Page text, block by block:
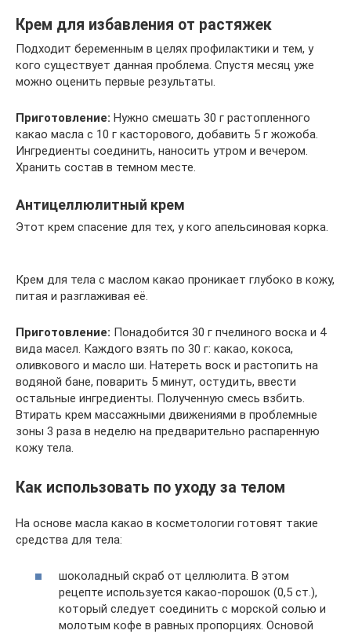
Крем для избавления от растяжек
Подходит беременным в целях профилактики и тем, у
кого существует данная проблема. Спустя месяц уже
можно оценить первые результаты.
Приготовление: Нужно смешать 30 г растопленного
какао масла с 10 г касторового, добавить 5 г жожоба.
Ингредиенты соединить, наносить утром и вечером.
Хранить состав в темном месте.
Антицеллюлитный крем
Этот крем спасение для тех, у кого апельсиновая корка.
Крем для тела с маслом какао проникает глубоко в кожу,
питая и разглаживая её.
Приготовление: Понадобится 30 г пчелиного воска и 4
вида масел. Каждого взять по 30 г: какао, кокоса,
оливкового и масло ши. Натереть воск и растопить на
водяной бане, поварить 5 минут, остудить, ввести
остальные ингредиенты. Полученную смесь взбить.
Втирать крем массажными движениями в проблемные
зоны 3 раза в неделю на предварительно распаренную
кожу тела.
Как использовать по уходу за телом
На основе масла какао в косметологии готовят такие
средства для тела:
шоколадный скраб от целлюлита. В этом
рецепте используется какао-порошок (0,5 ст.),
который следует соединить с морской солью и
молотым кофе в равных пропорциях. Основой